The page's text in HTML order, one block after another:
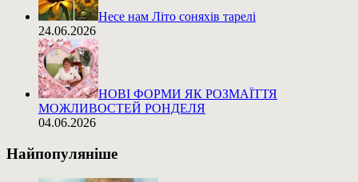
Несе нам Літо соняхів тарелі
24.06.2026
НОВІ ФОРМИ ЯК РОЗМАЇТТЯ
МОЖЛИВОСТЕЙ РОНДЕЛЯ
04.06.2026
Найпопуляніше